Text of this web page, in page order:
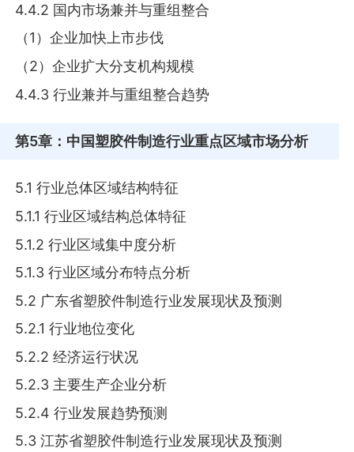
4.4.2 国内市场兼并与重组整合
（1）企业加快上市步伐
（2）企业扩大分支机构规模
4.4.3 行业兼并与重组整合趋势
第5章 ：中国塑胶件制造行业重点区域市场分析
5.1 行业总体区域结构特征
5.1.1 行业区域结构总体特征
5.1.2 行业区域集中度分析
5.1.3 行业区域分布特点分析
5.2 广东省塑胶件制造行业发展现状及预测
5.2.1 行业地位变化
5.2.2 经济运行状况
5.2.3 主要生产企业分析
5.2.4 行业发展趋势预测
5.3 江苏省塑胶件制造行业发展现状及预测